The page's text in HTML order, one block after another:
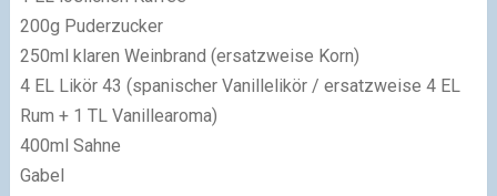
200g Puderzucker
250ml klaren Weinbrand (ersatzweise Korn)
4 EL Likör 43 (spanischer Vanillelikör / ersatzweise 4 EL
Rum + 1 TL Vanillearoma)
400ml Sahne
Gabel